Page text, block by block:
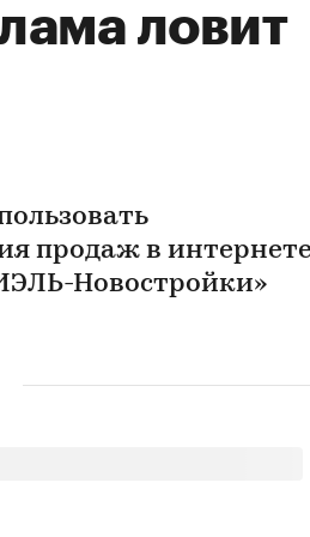
ловит
продаж в
Новостройки»